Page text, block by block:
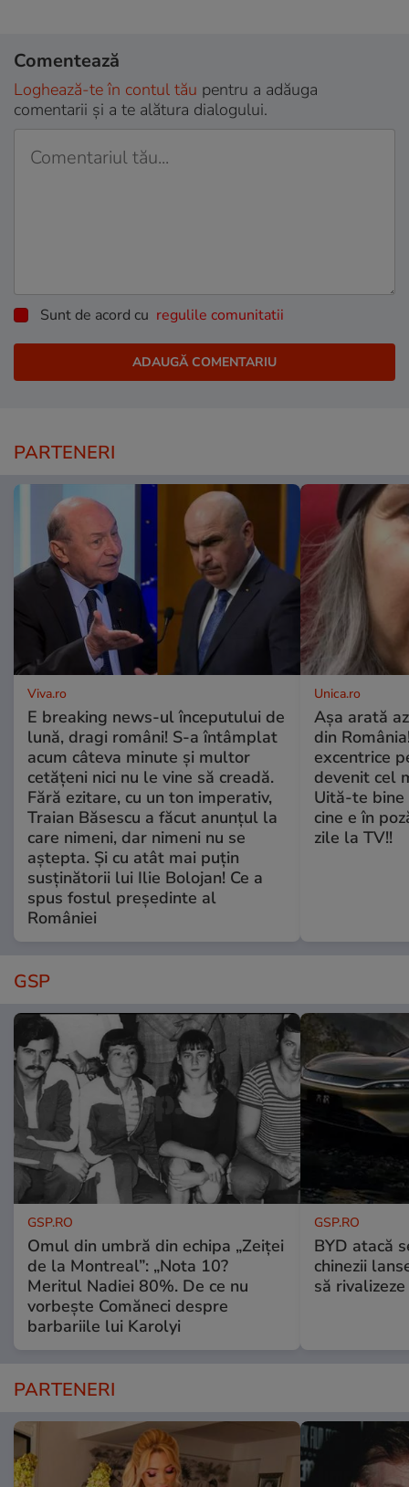
Comentează
Loghează-te în contul tău pentru a adăuga
comentarii și a te alătura dialogului.
Sunt de acord cu regulile comunitatii
PARTENERI
Viva.ro
E breaking news-ul începutului de
lună, dragi români! S-a întâmplat
acum câteva minute și multor
cetățeni nici nu le vine să creadă.
Fără ezitare, cu un ton imperativ,
Traian Băsescu a făcut anunțul la
care nimeni, dar nimeni nu se
aștepta. Și cu atât mai puțin
susținătorii lui Ilie Bolojan! Ce a
spus fostul președinte al
României
Unica.ro
Așa arată
din
excentrice
devenit cel
Uită-te bine
cine e în
zile la TV!!
GSP
GSP.RO
Omul din umbră din echipa „Zeiței
de la Montreal”: „Nota 10?
Meritul Nadiei 80%. De ce nu
vorbește Comăneci despre
barbariile lui Karolyi
GSP.RO
BYD atacă
chinezii
să
PARTENERI